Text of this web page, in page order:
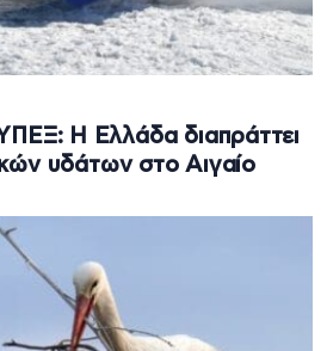
Η Ελλάδα διαπράττει
υδάτων στο Αιγαίο